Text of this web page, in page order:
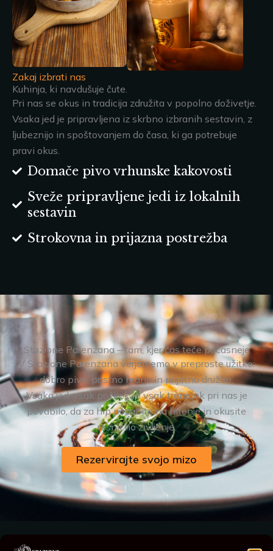
Zakaj izbrati nas
Kuhinja, ki navdušuje čute.
Pri nas se okus in tradicija združita v popolno doživetje.
Vsaka jed je pripravljena iz skrbno izbranih sestavin, z
ljubeznijo in spoštovanjem do časa, ki ga potrebuje
pravi okus.
Domače pivo vrhunske kakovosti
Sveže pripravljene jedi iz lokalnih
sestavin
Strokovna in prijazna postrežba
Stazione Parenzana – tam, kjer čas teče počasneje
V Stazione Parenzana verjamemo v preproste užitke:
dobro pivo, pristno hrano in prijetno družbo.
Vsaka jed, vsak požirek in vsak trenutek pri nas je
povabilo, da za hip pozabite na hitenje in okusite
resnično življenje.
Rezervirajte svojo mizo